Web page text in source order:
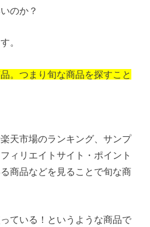
のか？
。
。つまり旬な商品を探すこと
天市場のランキング、サンプ
ィリエイトサイト・ポイント
商品などを見ることで旬な商
ている！というような商品で